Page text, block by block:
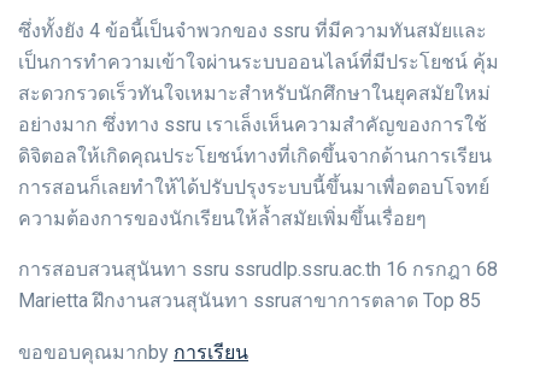
ซึ่งทั้งยัง 4 ข้อนี้เป็นจำพวกของ ssru ที่มีความทันสมัยและ
เป็นการทำความเข้าใจผ่านระบบออนไลน์ที่มีประโยชน์ คุ้ม
สะดวกรวดเร็วทันใจเหมาะสำหรับนักศึกษาในยุคสมัยใหม่
อย่างมาก ซึ่งทาง ssru เราเล็งเห็นความสำคัญของการใช้
ดิจิตอลให้เกิดคุณประโยชน์ทางที่เกิดขึ้นจากด้านการเรียน
การสอนก็เลยทำให้ได้ปรับปรุงระบบนี้ขึ้นมาเพื่อตอบโจทย์
ความต้องการของนักเรียนให้ล้ำสมัยเพิ่มขึ้นเรื่อยๆ
การสอบสวนสุนันทา ssru ssrudlp.ssru.ac.th 16 กรกฎา 68
Marietta ฝึกงานสวนสุนันทา ssruสาขาการตลาด Top 85
ขอขอบคุณมากby การเรียน